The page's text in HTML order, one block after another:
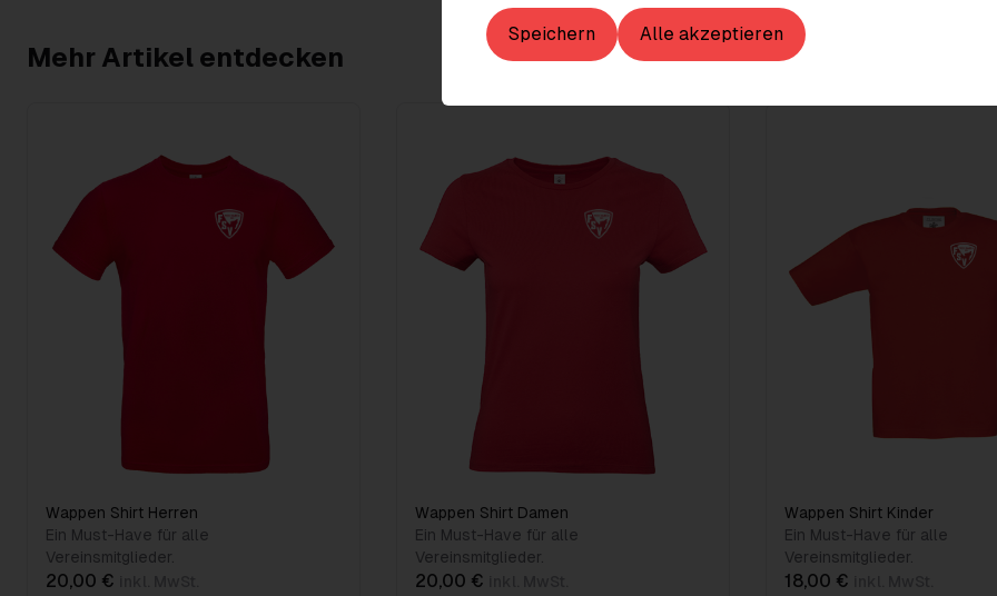
Speichern Alle akzeptieren
Mehr Artikel entdecken
Wappen Shirt Herren
Ein Must-Have für alle
Vereinsmitglieder.
20,00 €
Wappen Shirt Damen
Ein Must-Have für alle
Vereinsmitglieder.
20,00 €
Wappen Shirt Kinder
Ein Must-Have für alle
Vereinsmitglieder.
18,00 €